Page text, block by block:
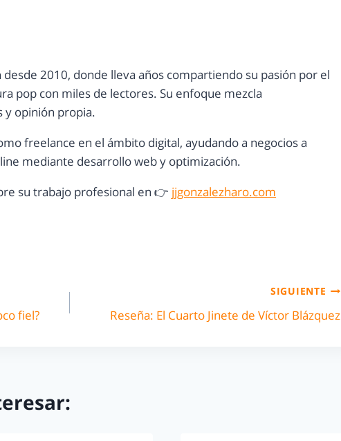
desde 2010, donde lleva años compartiendo su pasión por el
pop con miles de lectores. Su enfoque mezcla
y opinión propia.
freelance en el ámbito digital, ayudando a negocios a
mediante desarrollo web y optimización.
su trabajo profesional en 👉 jjgonzalezharo.com
fiel?
SIGUIENTE
Reseña: El Cuarto Jinete de Víctor Blázquez